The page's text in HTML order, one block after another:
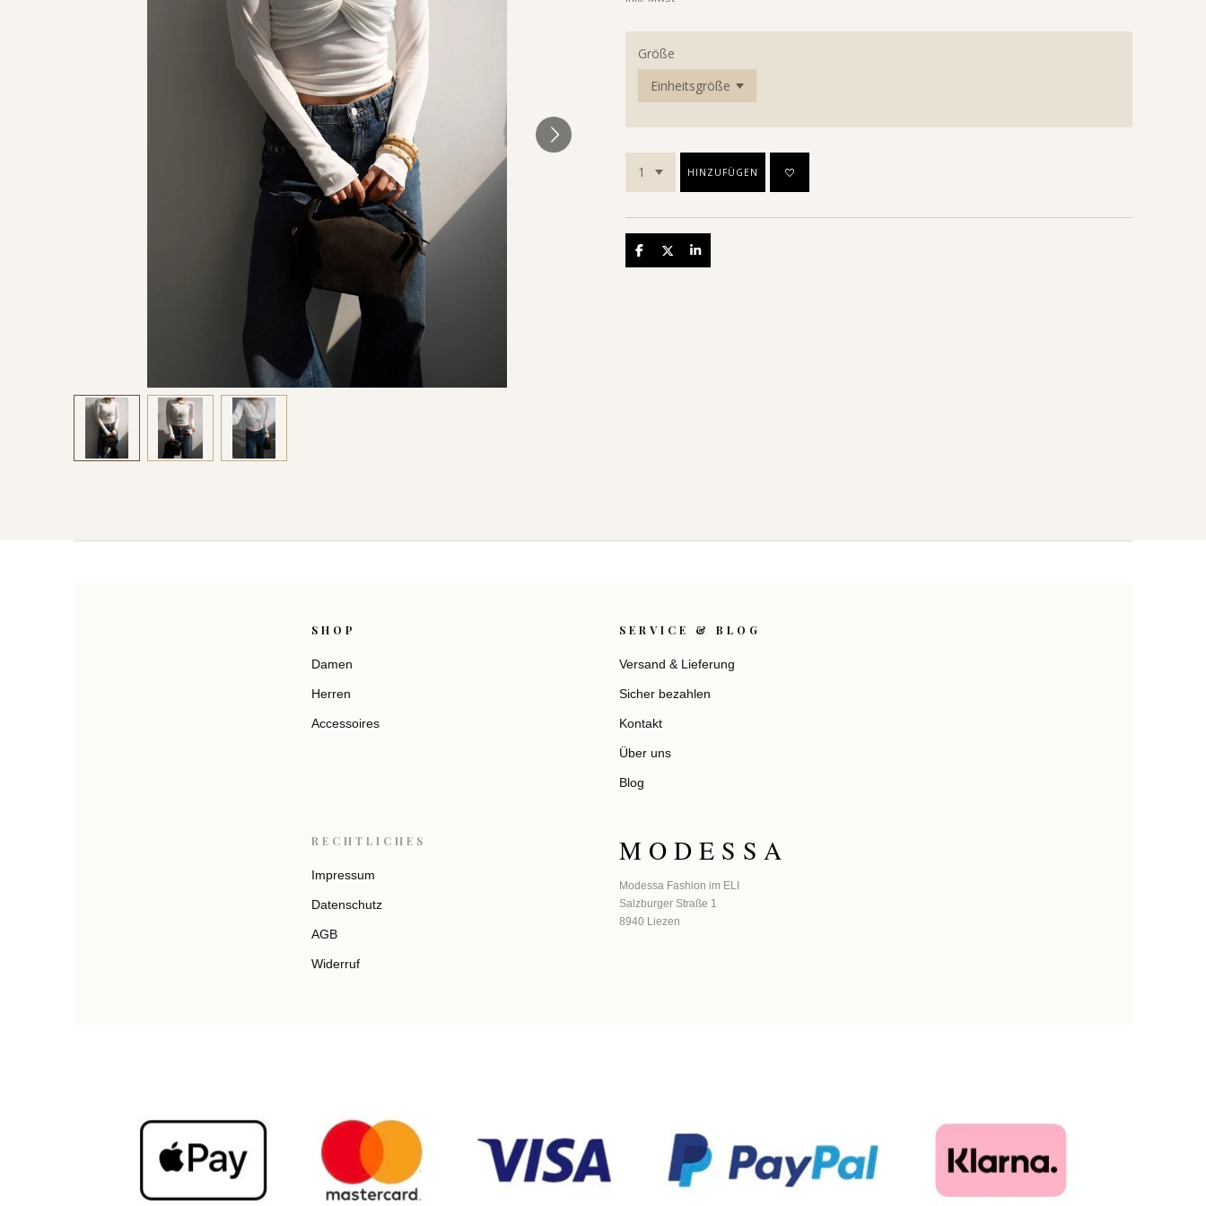
Größe
HINZUFÜGEN
TeilenTeilenTeilen
SHOP
Damen
Herren
Accessoires
SERVICE & BLOG
Versand & Lieferung
Sicher bezahlen
Kontakt
Über uns
Blog
RECHTLICHES
Impressum
Datenschutz
AGB
Widerruf
MODESSA
Modessa Fashion im ELI
Salzburger Straße 1
8940 Liezen